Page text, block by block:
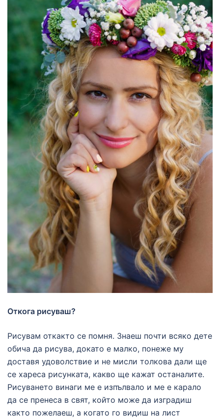
Откога рисуваш?
Рисувам откакто се помня. Знаеш почти всяко дете
обича да рисува, докато е малко, понеже му
доставя удоволствие и не мисли толкова дали ще
се хареса рисунката, какво ще кажат останалите.
Рисуването винаги ме е изпълвало и ме е карало
да се пренеса в свят, който може да изградиш
както пожелаеш, а когато го видиш на лист